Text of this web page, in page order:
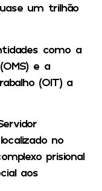
um trilhão
como a
e a
(OIT) a
no
prisional
aos